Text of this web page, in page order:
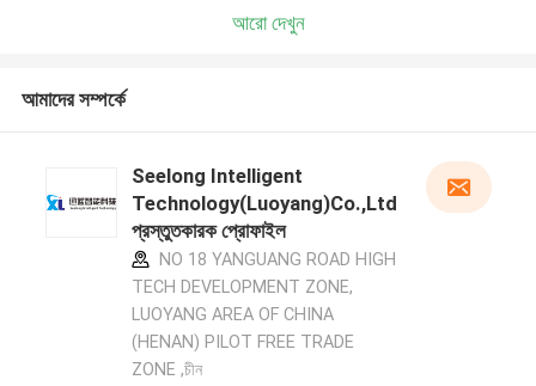
আরো দেখুন
আমাদের সম্পর্কে
Seelong Intelligent
Technology(Luoyang)Co.,Ltd
প্রস্তুতকারক প্রোফাইল
NO 18 YANGUANG ROAD HIGH
TECH DEVELOPMENT ZONE,
LUOYANG AREA OF CHINA
(HENAN) PILOT FREE TRADE
ZONE ,চীন